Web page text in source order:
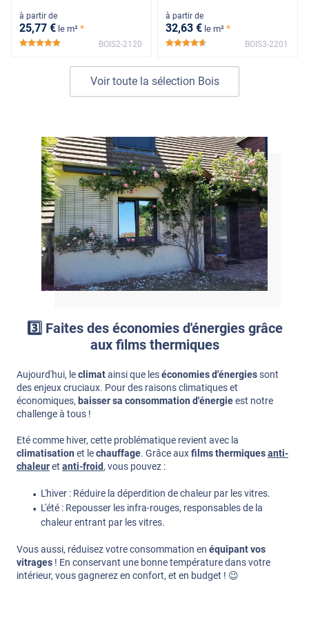
à partir de
25,77 € le m² *
BOIS2-2120
à partir de
32,63 € le m² *
*****
BOIS3-2201
Voir toute la sélection Bois
3️⃣ Faites des économies d'énergies grâce
aux films thermiques
Aujourd'hui, leclimatainsi que leséconomies d'énergiessont
des enjeux cruciaux. Pour des raisons climatiques et
économiques, baisser sa consommation d'énergieest notre
challenge à tous !
Eté comme hiver, cette problématique revient avec la
climatisation et lechauffage. Grâce auxfilms thermiquesanti-
chaleuret anti-froid, vous pouvez :
L'hiver : Réduire la déperdition de chaleur par les vitres.
L'été : Repousser les infra-rouges, responsables de la
chaleur entrant par les vitres.
Vous aussi, réduisez votre consommation en équipant vos
vitrages ! En conservant une bonne température dans votre
intérieur, vous gagnerez en confort, et en budget ! 😉